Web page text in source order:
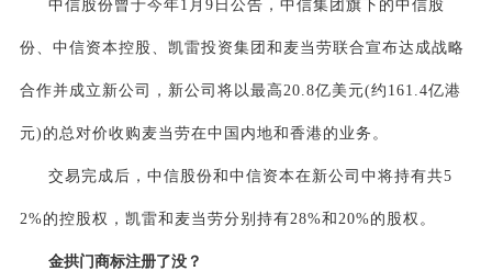
中信股份曾于今年1月9日公告，中信集团旗下的中信股
份、中信资本控股、凯雷投资集团和麦当劳联合宣布达成战略
合作并成立新公司，新公司将以最高20.8亿美元(约161.4亿港
元)的总对价收购麦当劳在中国内地和香港的业务。
交易完成后，中信股份和中信资本在新公司中将持有共5
2%的控股权，凯雷和麦当劳分别持有28%和20%的股权。
金拱门商标注册了没？